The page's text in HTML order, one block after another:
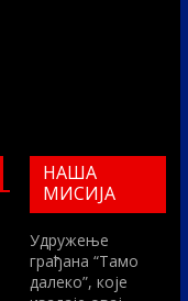
НАША
МИСИЈА
Удружење
грађана “Тамо
далеко”, које